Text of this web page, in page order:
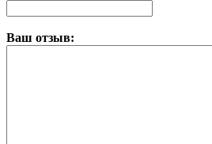
Ваш отзыв: